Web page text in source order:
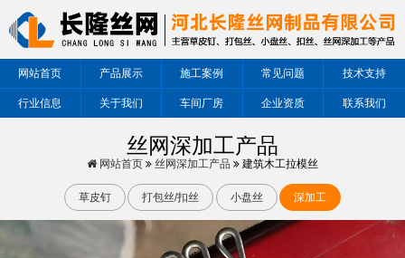
网站首页 产品展示 施工案例 常见问题 技术支持
行业信息 关于我们 车间厂房 企业资质 联系我们
丝网深加工产品
网站首页 丝网深加工产品 建筑木工拉模丝
草皮钉 打包丝/扣丝 小盘丝 深加工